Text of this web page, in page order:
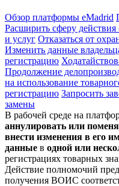
Обзор платформы eMadrid
Расширить сферу
и услуг Отказаться от
Изменить данные
регистрацию
Продолжение
на использование
регистрацию Запросить
замены
В рабочей среде на
аннулировать или
внести изменения в его
данные в одной или
регистрациях товарных
Действие полномочий
получения ВОИС